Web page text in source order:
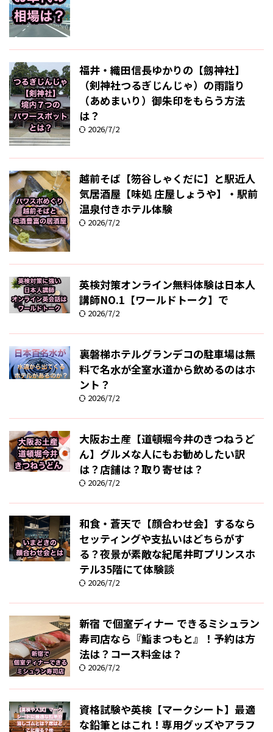
福井・織田信長ゆかりの【劔神社】
（剣神社つるぎじんじゃ）の雨詣り
（あめまいり）御朱印をもらう方法
は？
2026/7/2
越前そば【笏谷しゃくだに】と駅近人
気居酒屋【味処 庄屋しょうや】・駅前
温泉付きホテル体験
2026/7/2
英検対策オンライン無料体験は日本人
講師NO.1【ワールドトーク】で
2026/7/2
裏磐梯ホテルグランデコの駐車場は無
料で名水が全室水道から飲めるのはホ
ント？
2026/7/2
大阪お土産【道頓堀今井のきつねうど
ん】グルメな人にもお勧めしたい訳
は？店舗は？取り寄せは？
2026/7/2
和食・蒼天で【顔合わせ会】するなら
セッティングや支払いはどちらがす
る？夜景が素敵な紀尾井町プリンスホ
テル35階にて体験談
2026/7/2
新宿 で個室ディナー できるミシュラン
寿司店なら『鮨まつもと』！予約は方
法は？コース料金は？
2026/7/2
資格試験や英検【マークシート】最適
な鉛筆とはこれ！専用グッズやアラフ